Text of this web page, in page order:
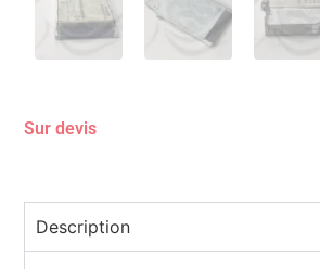
Sur devis
Description